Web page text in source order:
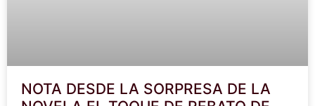
NOTA DESDE LA SORPRESA DE LA